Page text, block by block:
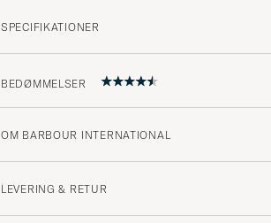
SPECIFIKATIONER
BEDØMMELSER
OM BARBOUR INTERNATIONAL
LEVERING & RETUR